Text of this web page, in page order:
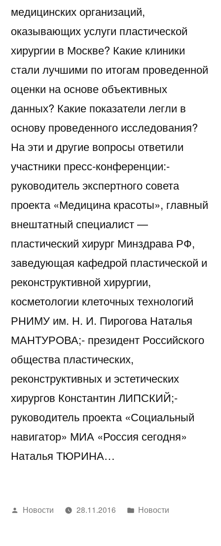
медицинских организаций,
оказывающих услуги пластической
хирургии в Москве? Какие клиники
стали лучшими по итогам проведенной
оценки на основе объективных
данных? Какие показатели легли в
основу проведенного исследования?
На эти и другие вопросы ответили
участники пресс-конференции:-
руководитель экспертного совета
проекта «Медицина красоты», главный
внештатный специалист —
пластический хирург Минздрава РФ,
заведующая кафедрой пластической и
реконструктивной хирургии,
косметологии клеточных технологий
РНИМУ им. Н. И. Пирогова Наталья
МАНТУРОВА;- президент Российского
общества пластических,
реконструктивных и эстетических
хирургов Константин ЛИПСКИЙ;-
руководитель проекта «Социальный
навигатор» МИА «Россия сегодня»
Наталья ТЮРИНА…
Написано
Новости 28.11.2016
Написано
Новости